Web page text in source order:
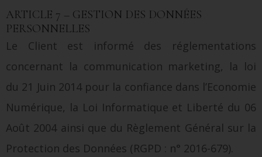
ARTICLE 7 – GESTION DES DONNÉES
PERSONNELLES
Le Client est informé des réglementations
concernant la communication marketing, la loi
du 21 Juin 2014 pour la confiance dans l’Economie
Numérique, la Loi Informatique et Liberté du 06
Août 2004 ainsi que du Règlement Général sur la
Protection des Données (RGPD : n° 2016-679).